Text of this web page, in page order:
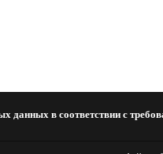
данных в соответствии с